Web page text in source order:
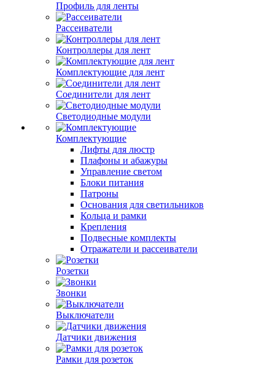
Профиль для ленты
Рассеиватели
Контроллеры для лент
Комплектующие для лент
Соединители для лент
Светодиодные модули
Комплектующие
Лифты для люстр
Плафоны и абажуры
Управление светом
Блоки питания
Патроны
Основания для светильников
Кольца и рамки
Крепления
Подвесные комплекты
Отражатели и рассеиватели
Розетки
Звонки
Выключатели
Датчики движения
Рамки для розеток